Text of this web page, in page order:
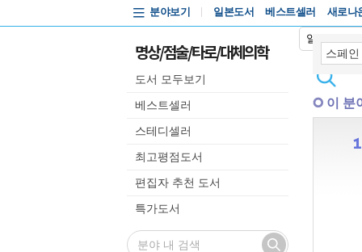
일본어입력
분야보기 일본도서 베스트셀러 새로나
명상/점술/타로/대체의학
도서 모두보기
베스트셀러
스테디셀러
최고평점도서
편집자 추천 도서
특가도서
이 분